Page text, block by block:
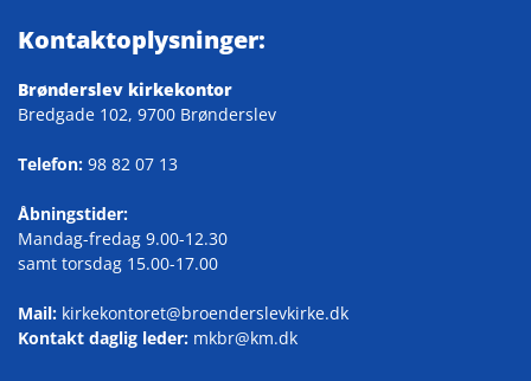
Kontaktoplysninger:
Brønderslev kirkekontor
Bredgade 102, 9700 Brønderslev
Telefon: 98 82 07 13
Åbningstider:
Mandag-fredag 9.00-12.30
samt torsdag 15.00-17.00
Mail: kirkekontoret@broenderslevkirke.dk
Kontakt daglig leder: mkbr@km.dk